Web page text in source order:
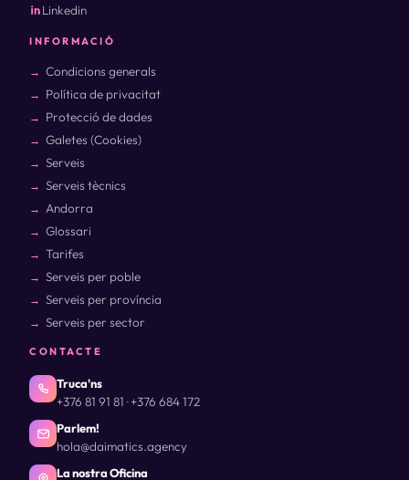
Linkedin
INFORMACIÓ
Condicions generals
Política de privacitat
Protecció de dades
Galetes (Cookies)
Serveis
Serveis tècnics
Andorra
Glossari
Tarifes
Serveis per poble
Serveis per província
Serveis per sector
CONTACTE
Truca'ns
+376 81 91 81 ·+376 684 172
Parlem!
hola@daimatics.agency
La nostra Oficina